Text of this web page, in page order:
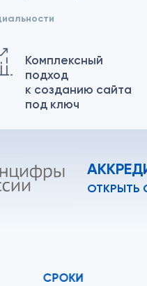
Комплексный
подход
к созданию сайта
под ключ
ОТКРЫТЬ
КОНТЕНТ